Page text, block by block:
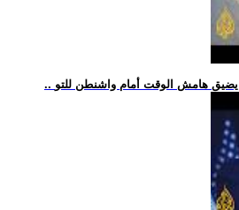
يضيق هامش الوقت أمام واشنطن للتو